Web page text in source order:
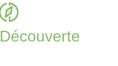
Découverte